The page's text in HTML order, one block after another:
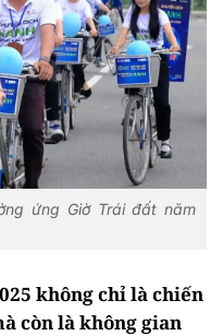
ứng Giờ Trái đất năm
không chỉ là chiến
còn là không gian